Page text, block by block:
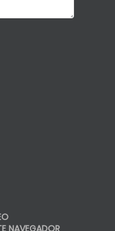
NAVEGADOR